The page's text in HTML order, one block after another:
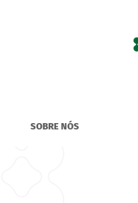
SOBRE NÓS